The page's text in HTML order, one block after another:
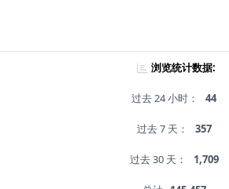
浏览统计数据:
过去 24 小时： 44
过去 7 天： 357
过去 30 天： 1,709